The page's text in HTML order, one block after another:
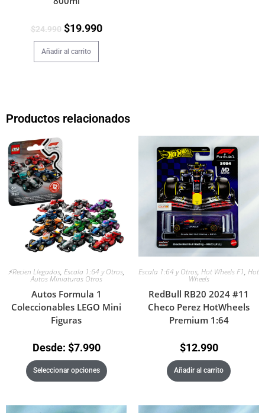
$24.990 $19.990
Añadir al carrito
Productos relacionados
⚡Recien Llegados, Escala 1:64 y Otros,
Autos Miniaturas Otros
Autos Formula 1
Coleccionables LEGO Mini
Figuras
Desde: $7.990
Seleccionar opciones
Escala 1:64 y Otros, Hot Wheels F1, Hot
Wheels
RedBull RB20 2024 #11
Checo Perez HotWheels
Premium 1:64
$12.990
Añadir al carrito